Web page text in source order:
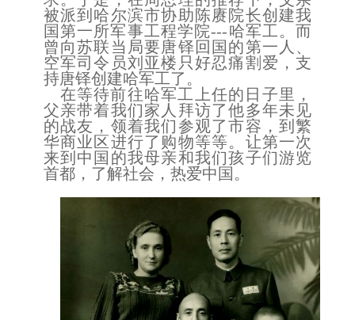
被派到哈尔滨市协助陈赓院长创建我
国第一所军事工程学院---哈军工 。而
曾向苏联当局要唐铎回国的第一人、
空军司令员刘亚楼只好忍痛割爱，支
持唐铎创建哈军工了。
在等待前往哈军工上任的日子里，
父亲带着我们家人拜访了他多年未见
的战友，领着我们参观了市容，到繁
华商业区进行了购物等等。 让第一次
来到中国的我母亲和我们孩子们游览
首都，了解社会，热爱中国。